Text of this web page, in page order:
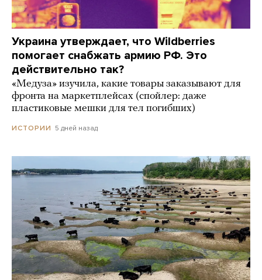
Украина утверждает, что Wildberries
помогает снабжать армию РФ. Это
действительно так?
«Медуза» изучила, какие товары заказывают для
фронта на маркетплейсах (спойлер: даже
пластиковые мешки для тел погибших)
ИСТОРИИ 5 дней назад